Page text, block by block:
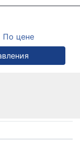
По цене
Направления